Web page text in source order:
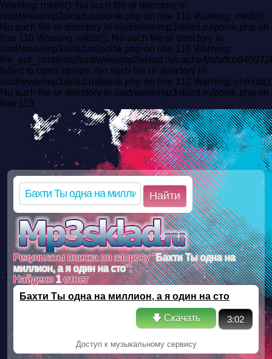
Warning: mkdir(): No such file or directory in
/ssd/www/mp3sklad.ru/poisk.php on line 110 Warning: mkdir():
No such file or directory in /ssd/www/mp3sklad.ru/poisk.php on
line 110 Warning: mkdir(): No such file or directory in
/ssd/www/mp3sklad.ru/poisk.php on line 110 Warning:
file_put_contents(/ssd/www/mp3sklad.ru/cache/f/c/b/
failed to open stream: No such file or directory in
/ssd/www/mp3sklad.ru/poisk.php on line 112 Warning: chmod():
No such file or directory in /ssd/www/mp3sklad.ru/poisk.php on
line 113
Найти
Результаты поиска по запросу "Бахти Ты одна на
миллион, а я один на сто":
Найдено1ответ
Бахти Ты одна на миллион, а я один на сто
🡇 Скачать 3:02
Доступ к музыкальному сервису